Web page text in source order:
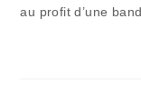
au profit d’une